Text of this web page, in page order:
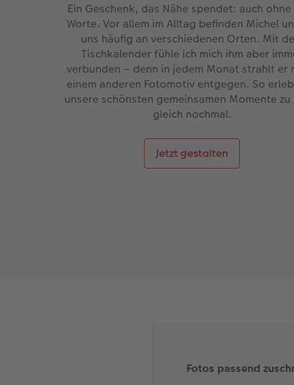
Ein Geschenk, das Nähe spendet: auch ohne
Worte. Vor allem im Alltag befinden Michel
uns häufig an verschiedenen Orten. Mit
Tischkalender fühle ich mich ihm aber
verbunden – denn in jedem Monat strahlt er
einem anderen Fotomotiv entgegen. So
unsere schönsten gemeinsamen Momente zu
gleich nochmal.
Jetzt gestalten
Fotos passend